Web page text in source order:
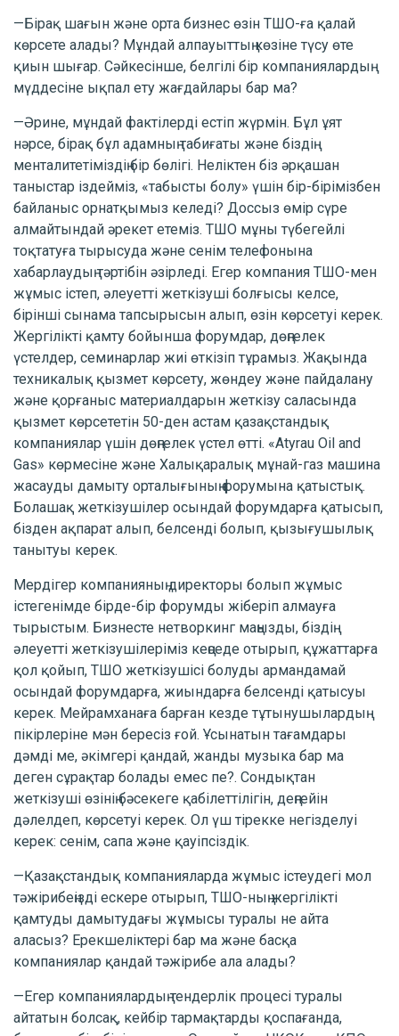
—Бірақ шағын және орта бизнес өзін ТШО-ға қалай
көрсете алады? Мұндай алпауыттың көзіне түсу өте
қиын шығар. Сәйкесінше, белгілі бір компаниялардың
мүддесіне ықпал ету жағдайлары бар ма?
—Әрине, мұндай фактілерді естіп жүрмін. Бұл ұят
нәрсе, бірақ бұл адамның табиғаты және біздің
менталитетіміздің бір бөлігі. Неліктен біз әрқашан
таныстар іздейміз, «табысты болу» үшін бір-бірімізбен
байланыс орнатқымыз келеді? Доссыз өмір сүре
алмайтындай әрекет етеміз. ТШО мұны түбегейлі
тоқтатуға тырысуда және сенім телефонына
хабарлаудың тәртібін әзірледі. Егер компания ТШО-мен
жұмыс істеп, әлеуетті жеткізуші болғысы келсе,
бірінші сынама тапсырысын алып, өзін көрсетуі керек.
Жергілікті қамту бойынша форумдар, дөңгелек
үстелдер, семинарлар жиі өткізіп тұрамыз. Жақында
техникалық қызмет көрсету, жөндеу және пайдалану
және қорғаныс материалдарын жеткізу саласында
қызмет көрсететін 50-ден астам қазақстандық
компаниялар үшін дөңгелек үстел өтті. «Atyrau Oil and
Gas» көрмесіне және Халықаралық мұнай-газ машина
жасауды дамыту орталығының форумына қатыстық.
Болашақ жеткізушілер осындай форумдарға қатысып,
бізден ақпарат алып, белсенді болып, қызығушылық
танытуы керек.
Мердігер компанияның директоры болып жұмыс
істегенімде бірде-бір форумды жіберіп алмауға
тырыстым. Бизнесте нетворкинг маңызды, біздің
әлеуетті жеткізушілеріміз кеңседе отырып, құжаттарға
қол қойып, ТШО жеткізушісі болуды армандамай
осындай форумдарға, жиындарға белсенді қатысуы
керек. Мейрамханаға барған кезде тұтынушылардың
пікірлеріне мән бересіз ғой. Ұсынатын тағамдары
дәмді ме, әкімгері қандай, жанды музыка бар ма
деген сұрақтар болады емес пе?. Сондықтан
жеткізуші өзінің бәсекеге қабілеттілігін, деңгейін
дәлелдеп, көрсетуі керек. Ол үш тірекке негізделуі
керек: сенім, сапа және қауіпсіздік.
—Қазақстандық компанияларда жұмыс істеудегі мол
тәжірибеңізді ескере отырып, ТШО-ның жергілікті
қамтуды дамытудағы жұмысы туралы не айта
аласыз? Ерекшеліктері бар ма және басқа
компаниялар қандай тәжірибе ала алады?
—Егер компаниялардың тендерлік процесі туралы
айтатын болсақ, кейбір тармақтарды қоспағанда,